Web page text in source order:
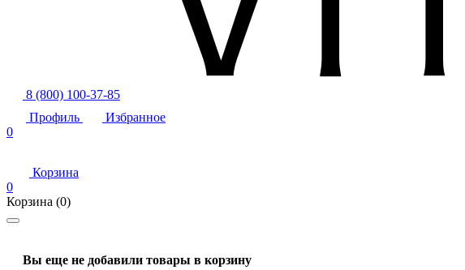
8 (800) 100-37-85
Профиль
Избранное
0
Корзина
0
Корзина (0)
Вы еще не добавили товары в корзину